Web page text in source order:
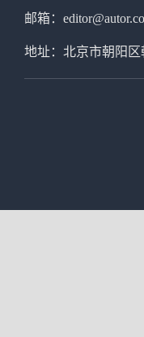
邮箱：
地址：北京市朝阳区